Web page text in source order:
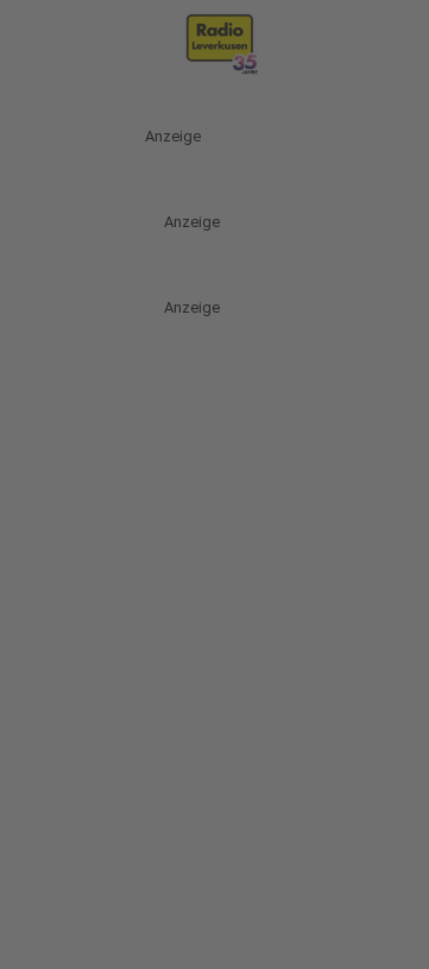
Anzeige
Anzeige
Anzeige